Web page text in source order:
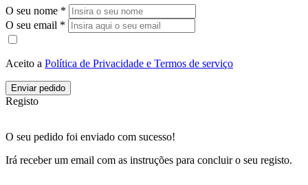
O seu nome *
O seu email *
Aceito a Política de Privacidade e Termos de serviço
Enviar pedido
Registo
O seu pedido foi enviado com sucesso!
Irá receber um email com as instruções para concluir o seu registo.